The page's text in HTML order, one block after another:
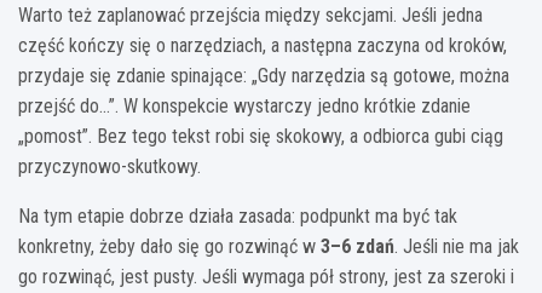
Warto też zaplanować przejścia między sekcjami. Jeśli jedna
część kończy się o narzędziach, a następna zaczyna od kroków,
przydaje się zdanie spinające: „Gdy narzędzia są gotowe, można
przejść do…”. W konspekcie wystarczy jedno krótkie zdanie
„pomost”. Bez tego tekst robi się skokowy, a odbiorca gubi ciąg
przyczynowo-skutkowy.
Na tym etapie dobrze działa zasada: podpunkt ma być tak
konkretny, żeby dało się go rozwinąć w 3–6 zdań. Jeśli nie ma jak
go rozwinąć, jest pusty. Jeśli wymaga pół strony, jest za szeroki i